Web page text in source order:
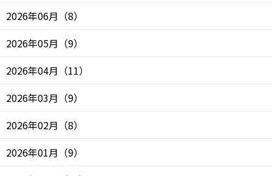
2026年06月 （8）
2026年05月 （9）
2026年04月 （11）
2026年03月 （9）
2026年02月 （8）
2026年01月 （9）